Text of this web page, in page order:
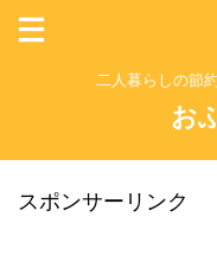
二人暮らしの節
お
スポンサーリンク